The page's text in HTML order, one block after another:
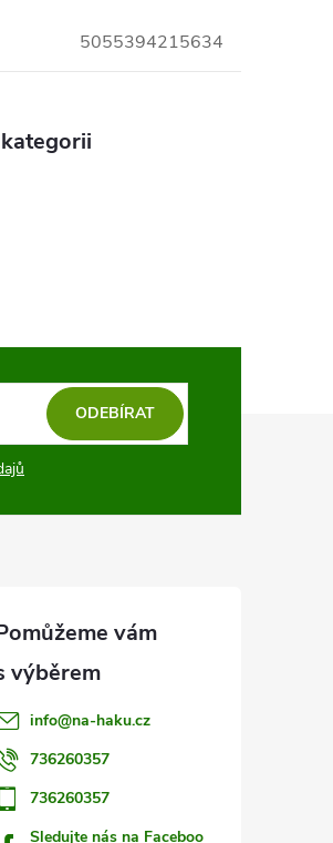
5055394215634
ODEBÍRAT
info@na-haku.cz
736260357
736260357
Sledujte nás na Faceboo